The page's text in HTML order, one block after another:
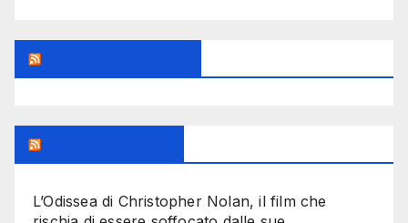
L’Odissea di Christopher Nolan, il film che